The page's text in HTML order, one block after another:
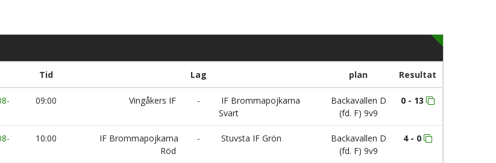
Tid Lag plan Resultat
09:00 Vingåkers IF -
IF Brommapojkarna
Svart
Backavallen D
(fd. F) 9v9
0 - 13
10:00
IF Brommapojkarna
Röd
- Stuvsta IF Grön
Backavallen D
(fd. F) 9v9
4 - 0